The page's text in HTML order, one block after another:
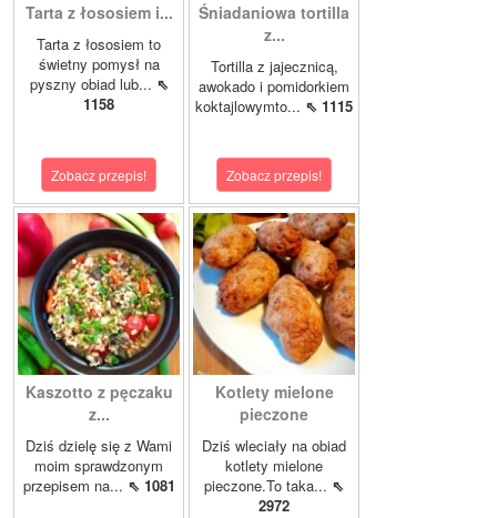
Tarta z łososiem i...
Tarta z łososiem to
świetny pomysł na
pyszny obiad lub... ⇖
1158
Zobacz przepis!
Śniadaniowa tortilla
z...
Tortilla z jajecznicą,
awokado i pomidorkiem
koktajlowymto... ⇖ 1115
Zobacz przepis!
Kaszotto z pęczaku
z...
Dziś dzielę się z Wami
moim sprawdzonym
przepisem na... ⇖ 1081
Kotlety mielone
pieczone
Dziś wleciały na obiad
kotlety mielone
pieczone.To taka... ⇖
2972